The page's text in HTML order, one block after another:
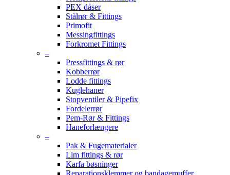
PEX dåser
Stålrør & Fittings
Primofit
Messingfittings
Forkromet Fittings
–
Pressfittings & rør
Kobberrør
Lodde fittings
Kuglehaner
Stopventiler & Pipefix
Fordelerrør
Pem-Rør & Fittings
Haneforlængere
–
Pak & Fugematerialer
Lim fittings & rør
Karfa bøsninger
Reparationsklemmer og bandagemuffer